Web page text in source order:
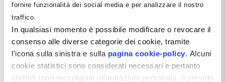
fornire funzionalità dei social media e per analizzare il nostro
traffico.
In qualsiasi momento è possibile modificare o revocare il
consenso alle diverse categorie dei cookie, tramite
l'icona sulla sinistra e sulla pagina cookie-policy . Alcuni
cookie statistici sono considerati necessari e pertanto
abilitati (non raccolgono informazioni personali). Il periodo
all'interno del quale esse operano. L'obiettivo non è
individuare soluzioni semplici, ma comprendere
perché le cause apparenti e le cause reali
coincidano molto meno frequentemente di quanto
si sia portati a credere.
Leggi tutto